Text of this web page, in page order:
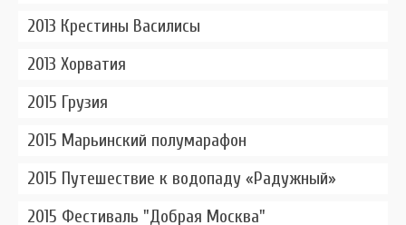
2013 Крестины Василисы
2013 Хорватия
2015 Грузия
2015 Марьинский полумарафон
2015 Путешествие к водопаду «Радужный»
2015 Фестиваль "Добрая Москва"